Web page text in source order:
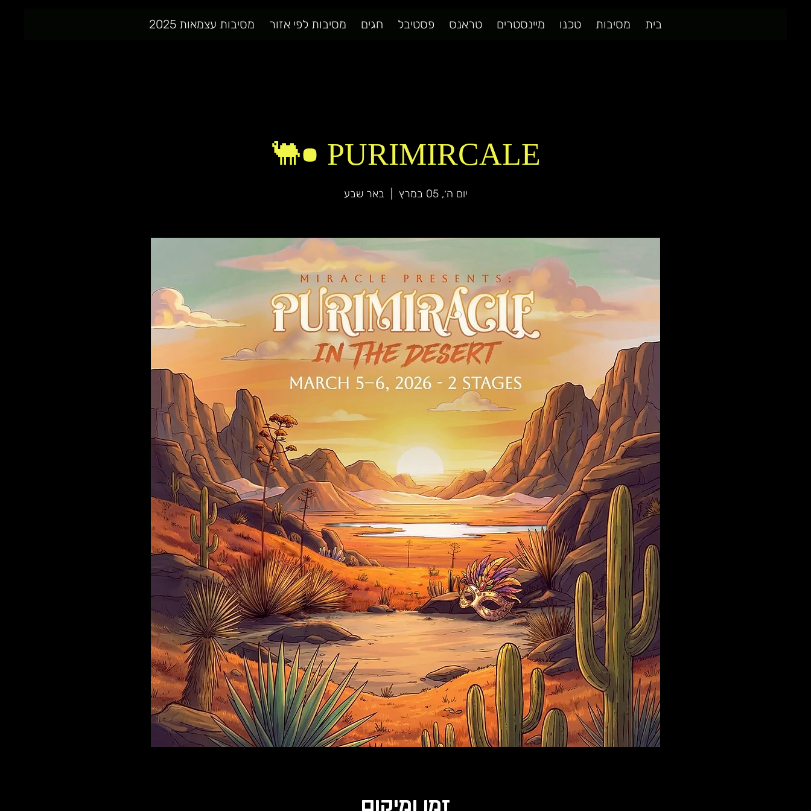
בית מסיבות טכנו מיינסטרים טראנס פסטיבל חגים מסיבות לפי אזור מסיבות עצמאות 2025
PURIMIRCALE •🐫
יום ה׳, 05 במרץ באר שבע
זמן ומיקום